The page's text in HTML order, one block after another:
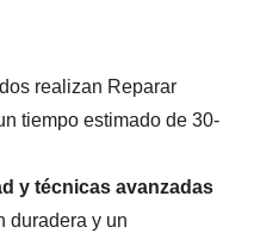
realizan Reparar
tiempo estimado de 30-
y técnicas avanzadas
duradera y un